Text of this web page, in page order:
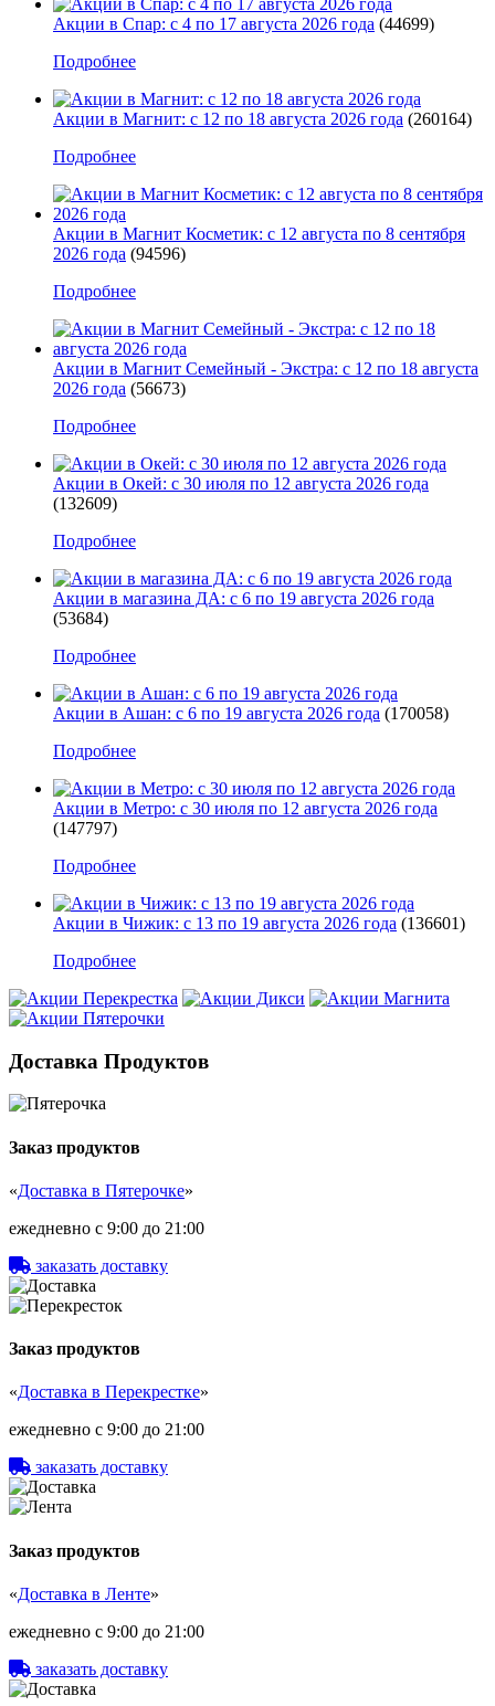
Акции в Спар: с 4 по 17 августа 2026 года (44699)
Подробнее
Акции в Магнит: с 12 по 18 августа 2026 года (260164)
Подробнее
Акции в Магнит Косметик: с 12 августа по 8 сентября
2026 года (94596)
Подробнее
Акции в Магнит Семейный - Экстра: с 12 по 18 августа
2026 года (56673)
Подробнее
Акции в Окей: с 30 июля по 12 августа 2026 года
(132609)
Подробнее
Акции в магазина ДА: с 6 по 19 августа 2026 года
(53684)
Подробнее
Акции в Ашан: с 6 по 19 августа 2026 года (170058)
Подробнее
Акции в Метро: с 30 июля по 12 августа 2026 года
(147797)
Подробнее
Акции в Чижик: с 13 по 19 августа 2026 года (136601)
Подробнее
Доставка Продуктов
Заказ продуктов
«Доставка в Пятерочке»
ежедневно с 9:00 до 21:00
заказать доставку
Заказ продуктов
«Доставка в Перекрестке»
ежедневно с 9:00 до 21:00
заказать доставку
Заказ продуктов
«Доставка в Ленте»
ежедневно с 9:00 до 21:00
заказать доставку